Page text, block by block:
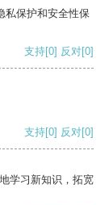
私保护和安全性保
支持[0] 反对[0]
支持[0] 反对[0]
学习新知识，拓宽